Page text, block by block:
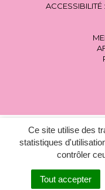
Ce site utilise des
statistiques
contrôler
Tout accepter
MENU
ACCESSIBILITÉ